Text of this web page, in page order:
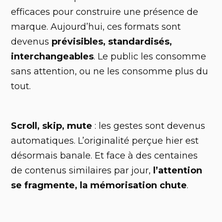
efficaces pour construire une présence de
marque. Aujourd’hui, ces formats sont
devenus prévisibles, standardisés,
interchangeables. Le public les consomme
sans attention, ou ne les consomme plus du
tout.
Scroll, skip, mute : les gestes sont devenus
automatiques. L’originalité perçue hier est
désormais banale. Et face à des centaines
de contenus similaires par jour, l’attention
se fragmente, la mémorisation chute.